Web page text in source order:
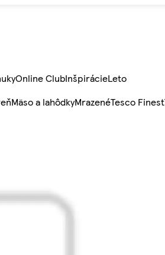
Online ClubInšpirácieLeto
Mäso a lahôdkyMrazenéTesco Finest